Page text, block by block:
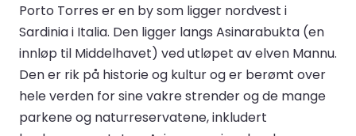
Porto Torres er en by som ligger nordvest i
Sardinia i Italia. Den ligger langs Asinarabukta (en
innløp til Middelhavet) ved utløpet av elven Mannu.
Den er rik på historie og kultur og er berømt over
hele verden for sine vakre strender og de mange
parkene og naturreservatene, inkludert